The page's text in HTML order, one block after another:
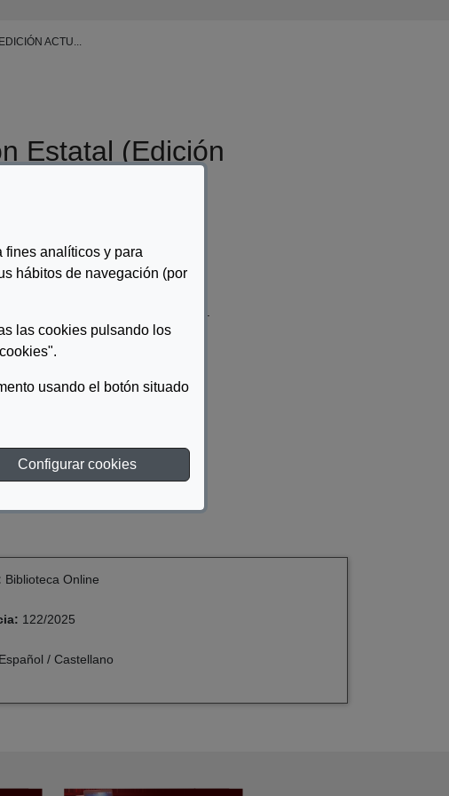
fines analíticos y para
hábitos de navegación (por
las cookies pulsando los
usando el botón situado
Configurar cookies
ACTU...
Estatal (Edición
Biblioteca Online
122/2025
Español / Castellano